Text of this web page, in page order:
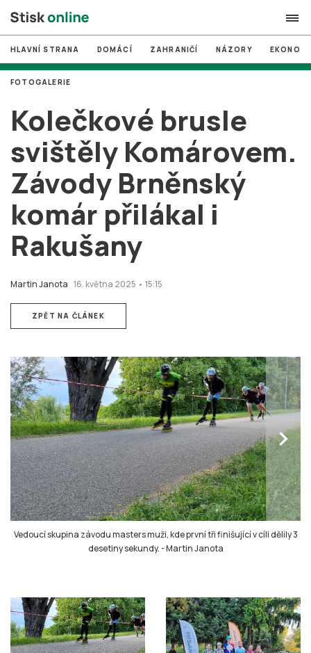
search
# MUNI
# Brno
# volby
login PŘIHLÁSIT SE
Zapomněli jste heslo?
HLAVNÍ STRANA DOMÁCÍ ZAHRANIČÍ NÁZORY
Kolečkové brusle
svištěly Komárovem.
Závody Brněnský
komár přilákal i
Rakušany
Martin Janota 16. května 2025 • 15:15
FOTOGALERIE
ZPĚT NA ČLÁNEK
chevron_right
Vedoucí skupina závodu masters muži, kde první tři finišující v cíli dělily 3
desetiny sekundy.-Martin Janota